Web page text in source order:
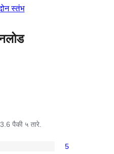
स्तंभ
3.6 पैकी ५ तारे.
5